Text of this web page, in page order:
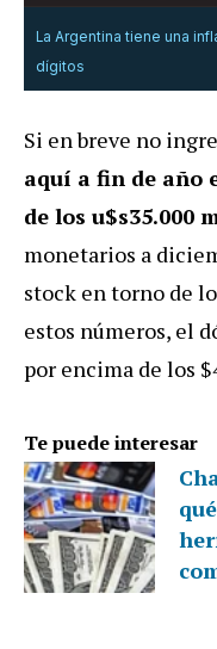
La Argentina tiene una
dígitos
Si en breve no
aquí a fin de año
de los u$s35.000
monetarios a
stock en torno de
estos números, el
por encima de los
Te puede interesar